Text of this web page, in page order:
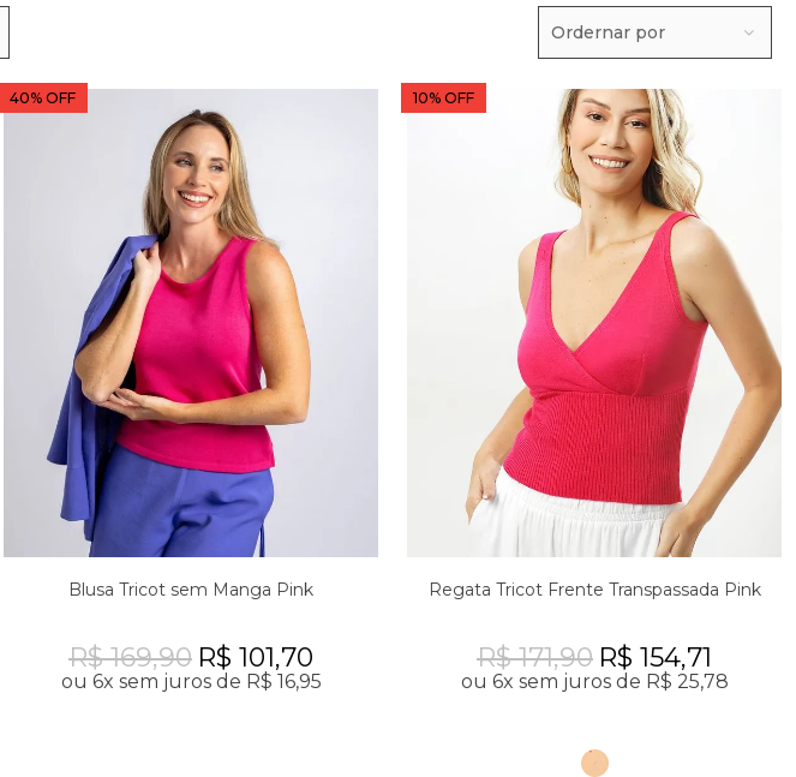
Ordernar por
Blusa Tricot sem Manga Pink
R$ 169,90 R$ 101,70
ou 6x sem juros de R$ 16,95
40% OFF
Regata Tricot Frente Transpassada Pink
R$ 171,90 R$ 154,71
ou 6x sem juros de R$ 25,78
10% OFF